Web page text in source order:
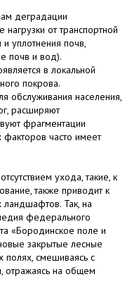
деградации
от транспортной
уплотнения почв,
почв и вод).
в локальной
покрова.
обслуживания населения,
расширяют
фрагментации
часто имеет
ухода, такие, к
также приводит к
ландшафтов. Так, на
федерального
«Бородинское поле и
закрытые лесные
полях, смешиваясь с
отражаясь на общем